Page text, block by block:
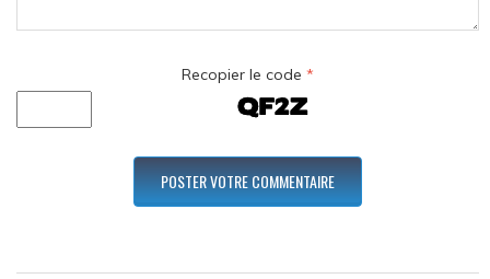
Recopier le code *